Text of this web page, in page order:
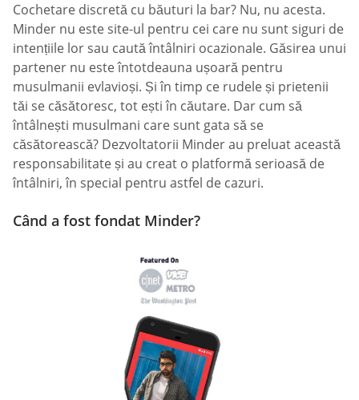
Cochetare discretă cu băuturi la bar? Nu, nu acesta.
Minder nu este site-ul pentru cei care nu sunt siguri de
intențiile lor sau caută întâlniri ocazionale. Găsirea unui
partener nu este întotdeauna ușoară pentru
musulmanii evlavioși. Și în timp ce rudele și prietenii
tăi se căsătoresc, tot ești în căutare. Dar cum să
întâlnești musulmani care sunt gata să se
căsătorească? Dezvoltatorii Minder au preluat această
responsabilitate și au creat o platformă serioasă de
întâlniri, în special pentru astfel de cazuri.
Când a fost fondat Minder?